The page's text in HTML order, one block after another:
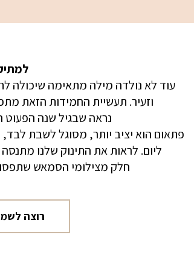
עוד לא נולדה מילה מתאימה שיכולה
וזעיר. תעשיית החמידות הזאת
נראה שבגיל שנה הפעוט
פתאום הוא יציב יותר, מסוגל לשבת לבד,
ליום. לראות את התינוק שלנו
חלק מצילומי הסמאש
רוצה